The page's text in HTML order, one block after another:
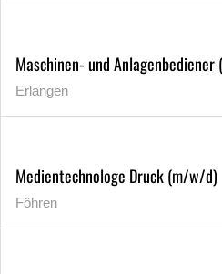
Maschinen- und
Erlangen
Medientechnologe Druck (m/w/d)
Föhren